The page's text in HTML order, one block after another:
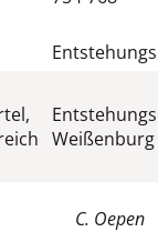
Weißenburg
C. Oepen